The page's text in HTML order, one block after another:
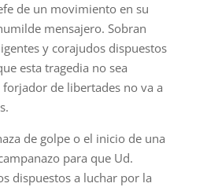
de un movimiento en su
mensajero. Sobran
y corajudos dispuestos
esta tragedia no sea
forjador de libertades no va a
de golpe o el inicio de una
para que Ud.
dispuestos a luchar por la